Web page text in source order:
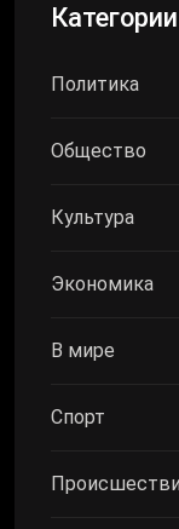
Категории
Политика
Общество
Культура
Экономика
В мире
Спорт